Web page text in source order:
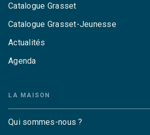
Catalogue Grasset
Catalogue Grasset-Jeunesse
Actualités
Agenda
LA MAISON
Qui sommes-nous ?